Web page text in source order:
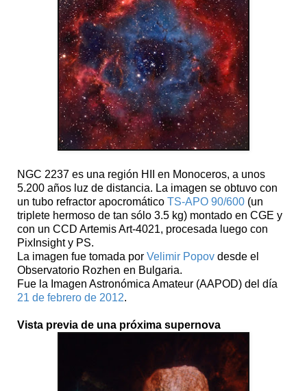
NGC 2237 es una región HII en Monoceros, a unos
5.200 años luz de distancia. La imagen se obtuvo con
un tubo refractor apocromático TS-APO 90/600 (un
triplete hermoso de tan sólo 3.5 kg) montado en CGE y
con un CCD Artemis Art-4021, procesada luego con
PixInsight y PS.
La imagen fue tomada por Velimir Popov desde el
Observatorio Rozhen en Bulgaria.
Fue la Imagen Astronómica Amateur (AAPOD) del día
21 de febrero de 2012.
Vista previa de una próxima supernova